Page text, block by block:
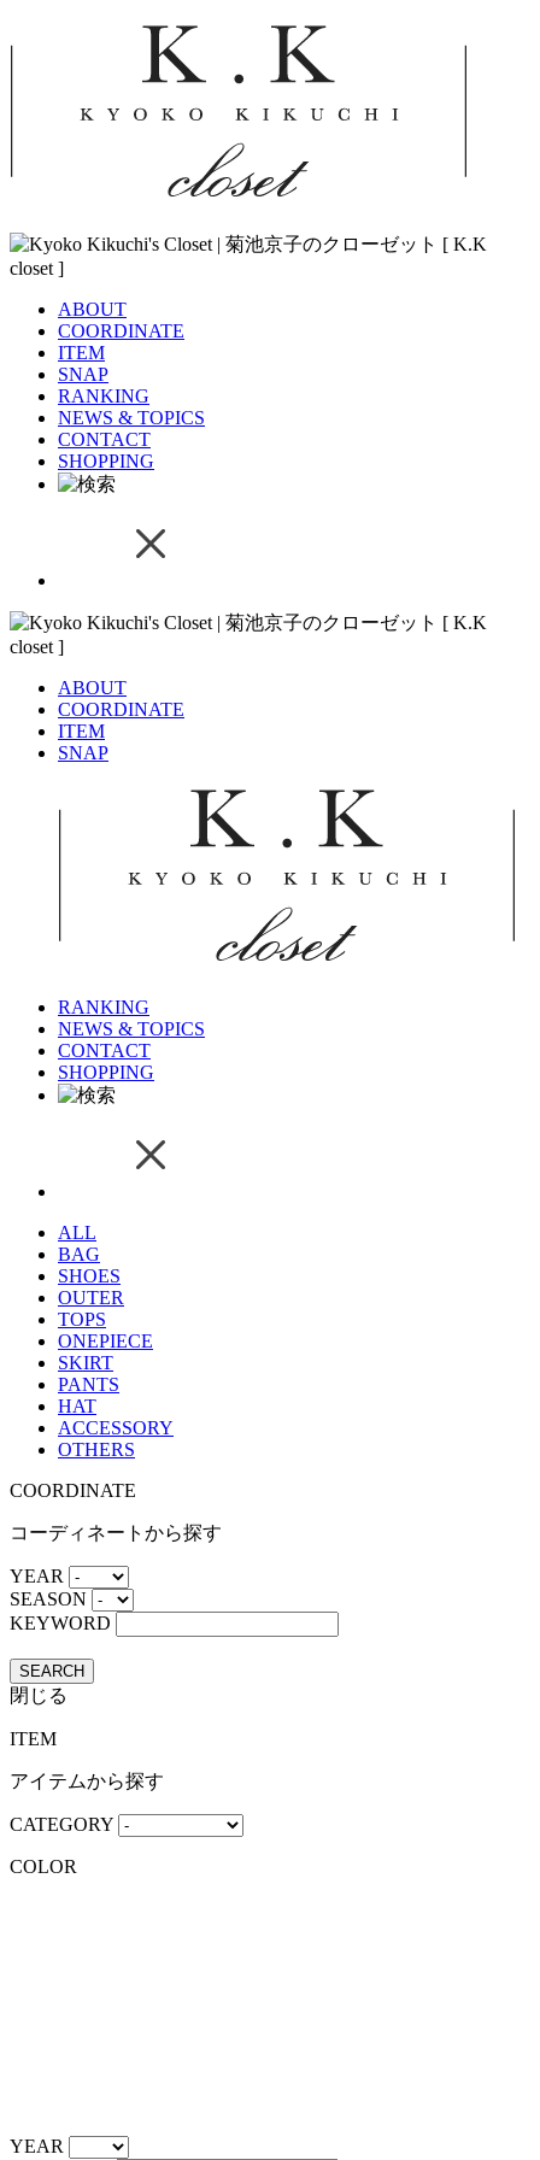
ABOUT
COORDINATE
ITEM
SNAP
RANKING
NEWS & TOPICS
CONTACT
SHOPPING
ABOUT
COORDINATE
ITEM
SNAP
RANKING
NEWS & TOPICS
CONTACT
SHOPPING
ALL
BAG
SHOES
OUTER
TOPS
ONEPIECE
SKIRT
PANTS
HAT
ACCESSORY
OTHERS
COORDINATE
コーディネートから探す
YEAR
SEASON
KEYWORD
SEARCH
閉じる
ITEM
アイテムから探す
CATEGORY
COLOR
YEAR